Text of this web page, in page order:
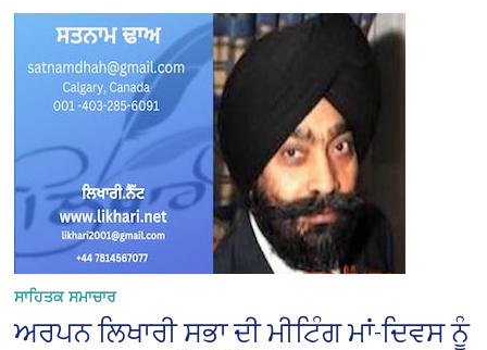
ਸਾਹਿਤਕ ਸਮਾਚਾਰ
ਅਰਪਨ ਲਿਖਾਰੀ ਸਭਾ ਦੀ ਮੀਟਿੰਗ ਮਾਂ-ਦਿਵਸ ਨੂੰ